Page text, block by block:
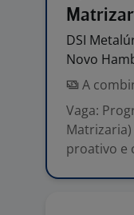
DSI
Novo
A
Vaga:
proativo e